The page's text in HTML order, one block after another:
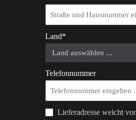
Land*
Telefonnummer
Lieferadresse weicht